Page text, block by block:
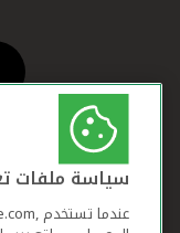
سياسة ملفات